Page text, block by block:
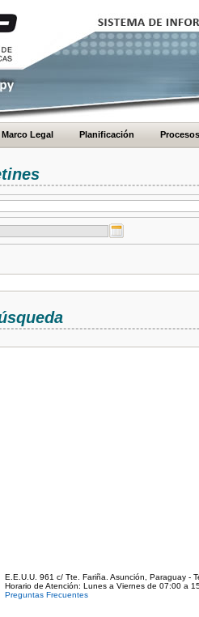
Marco Legal Planificación Procesos
E.E.U.U. 961 c/ Tte. Fariña. Asunción, Paraguay -
Horario de Atención: Lunes a Viernes de 07:00 a
Preguntas Frecuentes